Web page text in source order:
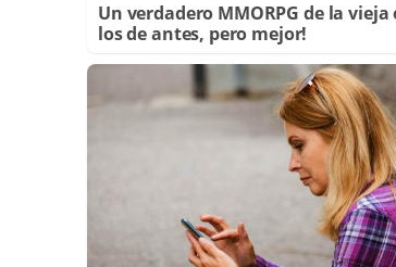
Un verdadero MMORPG de la vieja
los de antes, pero mejor!